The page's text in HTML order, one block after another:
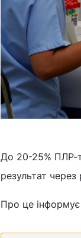
До 20-25% ПЛР-
результат через
Про це